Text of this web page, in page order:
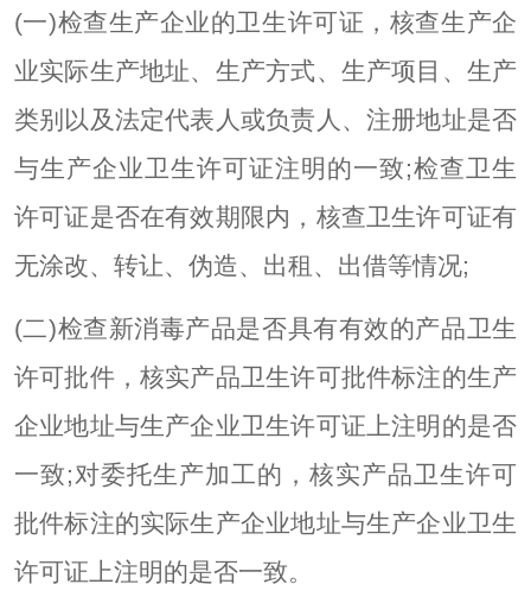
(一)检查生产企业的卫生许可证，核查生产企
业实际生产地址、生产方式、生产项目、生产
类别以及法定代表人或负责人、注册地址是否
与生产企业卫生许可证注明的一致;检查卫生
许可证是否在有效期限内，核查卫生许可证有
无涂改、转让、伪造、出租、出借等情况;
(二)检查新消毒产品是否具有有效的产品卫生
许可批件，核实产品卫生许可批件标注的生产
企业地址与生产企业卫生许可证上注明的是否
一致;对委托生产加工的，核实产品卫生许可
批件标注的实际生产企业地址与生产企业卫生
许可证上注明的是否一致。